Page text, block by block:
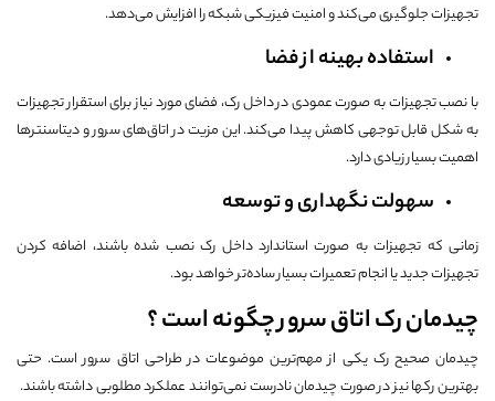
تجهیزات جلوگیری می‌کند و امنیت فیزیکی شبکه را افزایش می‌دهد.
استفاده بهینه از فضا
با نصب تجهیزات به صورت عمودی در داخل رک، فضای مورد نیاز برای استقرار تجهیزات
به شکل قابل توجهی کاهش پیدا می‌کند. این مزیت در اتاق‌های سرور و دیتاسنترها
اهمیت بسیار زیادی دارد.
سهولت نگهداری و توسعه
زمانی که تجهیزات به صورت استاندارد داخل رک نصب شده باشند، اضافه کردن
تجهیزات جدید یا انجام تعمیرات بسیار ساده‌تر خواهد بود.
چیدمان رک اتاق سرور چگونه است ؟
چیدمان صحیح رک یکی از مهم‌ترین موضوعات در طراحی اتاق سرور است. حتی
بهترین رکها نیز در صورت چیدمان نادرست نمی‌توانند عملکرد مطلوبی داشته باشند.